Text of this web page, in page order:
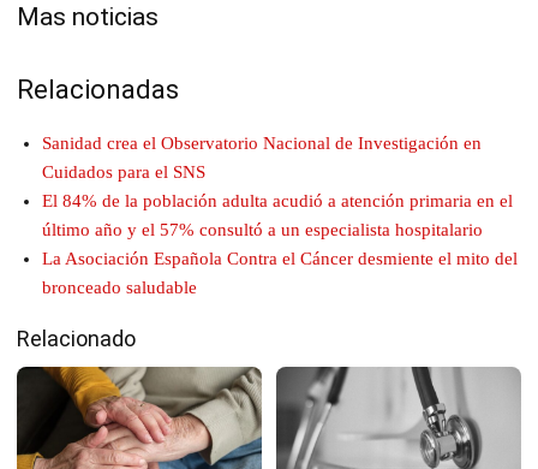
Mas noticias
Relacionadas
Sanidad crea el Observatorio Nacional de Investigación en
Cuidados para el SNS
El 84% de la población adulta acudió a atención primaria en el
último año y el 57% consultó a un especialista hospitalario
La Asociación Española Contra el Cáncer desmiente el mito del
bronceado saludable
Relacionado